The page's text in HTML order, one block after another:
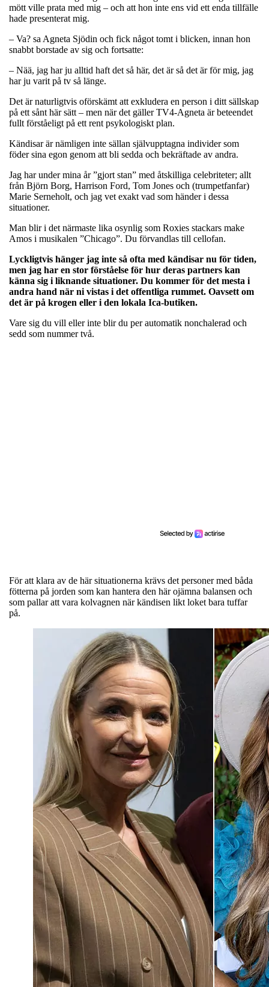
mött ville prata med mig – och att hon inte ens vid ett enda tillfälle
hade presenterat mig.
– Va? sa Agneta Sjödin och fick något tomt i blicken, innan hon
snabbt borstade av sig och fortsatte:
– Nää, jag har ju alltid haft det så här, det är så det är för mig, jag
har ju varit på tv så länge.
Det är naturligtvis oförskämt att exkludera en person i ditt sällskap
på ett sånt här sätt – men när det gäller TV4-Agneta är beteendet
fullt förståeligt på ett rent psykologiskt plan.
Kändisar är nämligen inte sällan självupptagna individer som
föder sina egon genom att bli sedda och bekräftade av andra.
Jag har under mina år ”gjort stan” med åtskilliga celebriteter; allt
från Björn Borg, Harrison Ford, Tom Jones och (trumpetfanfar)
Marie Serneholt, och jag vet exakt vad som händer i dessa
situationer.
Man blir i det närmaste lika osynlig som Roxies stackars make
Amos i musikalen ”Chicago”. Du förvandlas till cellofan.
Lyckligtvis hänger jag inte så ofta med kändisar nu för tiden,
men jag har en stor förståelse för hur deras partners kan
känna sig i liknande situationer. Du kommer för det mesta i
andra hand när ni vistas i det offentliga rummet. Oavsett om
det är på krogen eller i den lokala Ica-butiken.
Vare sig du vill eller inte blir du per automatik nonchalerad och
sedd som nummer två.
För att klara av de här situationerna krävs det personer med båda
fötterna på jorden som kan hantera den här ojämna balansen och
som pallar att vara kolvagnen när kändisen likt loket bara tuffar
på.